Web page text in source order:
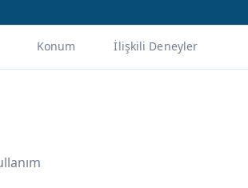
Konum İlişkili Deneyler